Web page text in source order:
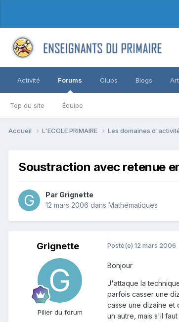
Activité Forums
Top du site Équipe
Clubs Blogs
Accueil L'ECOLE PRIMAIRE Les domaines
Soustraction avec retenue
Par Grignette
12 mars 2006 dans Mathématiques
Grignette
Pilier du forum
Posté(e) 12 mars 2006
Bonjour
J'attaque la
parfois casser une
casse une dizaine et
un autre, mais s'il